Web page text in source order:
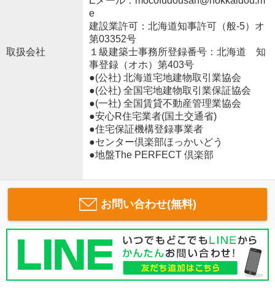
取扱会社
e
建設業許可：北海道知事許可（般-5）オ
第03352号
１級建築士事務所登録番号：北海道 知
事登録（オホ）第403号
●(公社) 北海道宅地建物取引業協会
●(公社) 全国宅地建物取引業保証協会
●(一社) 全国賃貸不動産管理業協会
●安心R住宅業者(国土交通省)
●住宅保証機構登録事業者
●センター倶楽部ほっかいどう
●地盤The PERFECT 倶楽部
お問い合わせ(無料)